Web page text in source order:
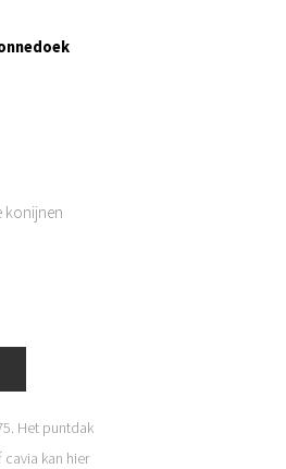
konijnen
Het puntdak
kan hier